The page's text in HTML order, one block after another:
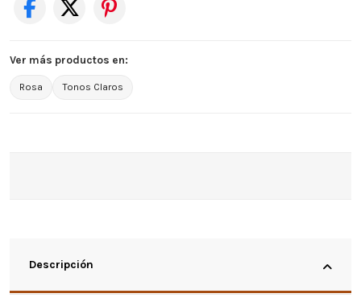
Ver más productos en:
Rosa Tonos Claros
Descripción